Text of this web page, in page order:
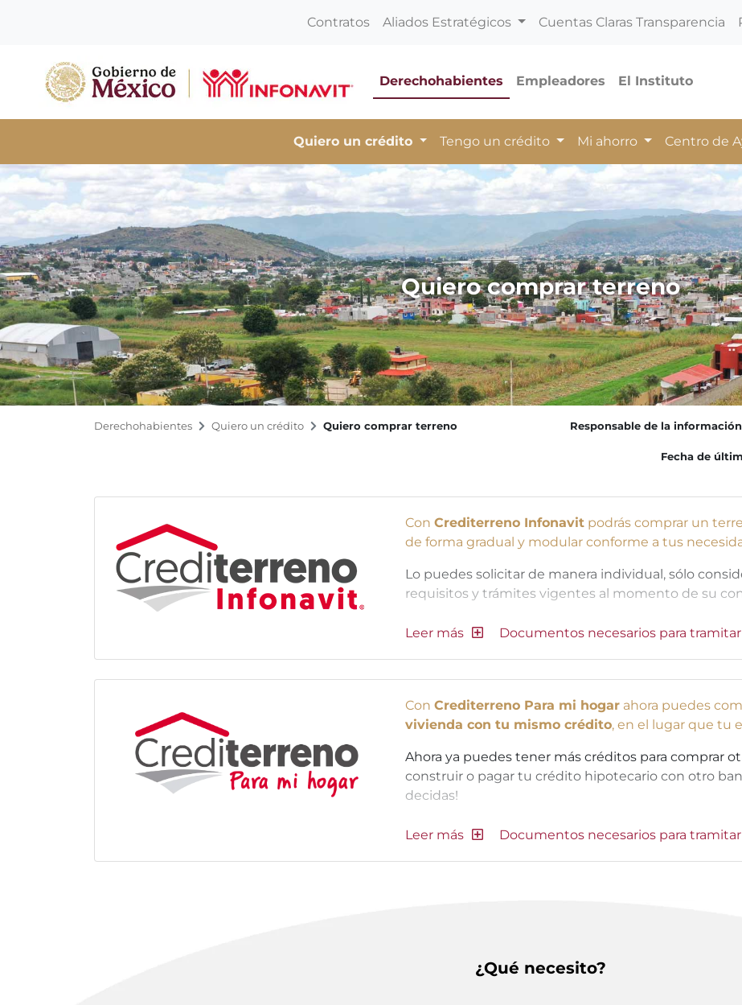
Contratos Aliados Estratégicos Cuentas Claras Transparencia
Derechohabientes Empleadores El Instituto
Quiero un crédito Tengo un crédito Mi ahorro Centro de
Quiero comprar terreno
Derechohabientes Quiero un crédito Quiero comprar terreno Responsable de la
Fecha de
Con Crediterreno Infonavit podrás comprar un
de forma gradual y modular conforme a tus
Lo puedes solicitar de manera individual, sólo
requisitos y trámites vigentes al momento de su
Documentos necesarios para tramitar
Con Crediterreno Para mi hogar ahora puedes
vivienda con tu mismo crédito, en el lugar que tu
Ahora ya puedes tener más créditos para comprar
construir o pagar tu crédito hipotecario con otro
decidas!
Documentos necesarios para tramitar
¿Qué necesito?